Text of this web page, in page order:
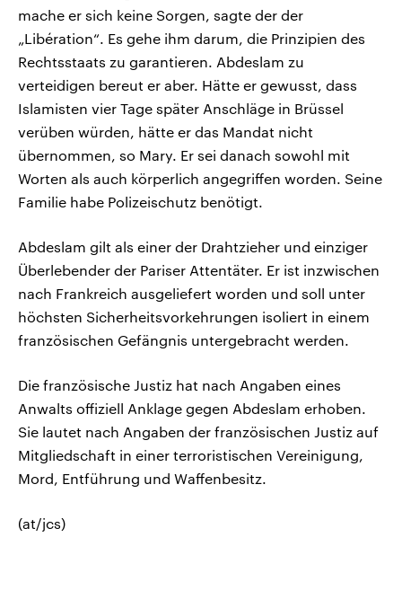
mache er sich keine Sorgen, sagte der der
„Libération“. Es gehe ihm darum, die Prinzipien des
Rechtsstaats zu garantieren. Abdeslam zu
verteidigen bereut er aber. Hätte er gewusst, dass
Islamisten vier Tage später Anschläge in Brüssel
verüben würden, hätte er das Mandat nicht
übernommen, so Mary. Er sei danach sowohl mit
Worten als auch körperlich angegriffen worden. Seine
Familie habe Polizeischutz benötigt.
Abdeslam gilt als einer der Drahtzieher und einziger
Überlebender der Pariser Attentäter. Er ist inzwischen
nach Frankreich ausgeliefert worden und soll unter
höchsten Sicherheitsvorkehrungen isoliert in einem
französischen Gefängnis untergebracht werden.
Die französische Justiz hat nach Angaben eines
Anwalts offiziell Anklage gegen Abdeslam erhoben.
Sie lautet nach Angaben der französischen Justiz auf
Mitgliedschaft in einer terroristischen Vereinigung,
Mord, Entführung und Waffenbesitz.
(at/jcs)